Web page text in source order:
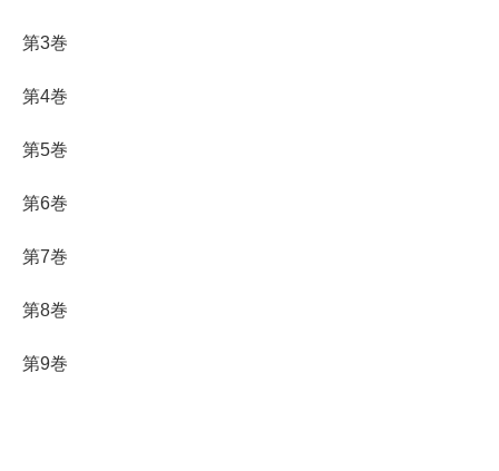
第3巻
第4巻
第5巻
第6巻
第7巻
第8巻
第9巻